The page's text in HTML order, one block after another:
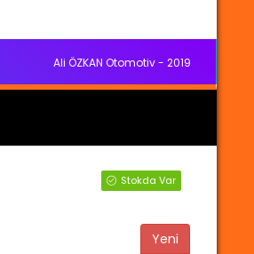
Ali ÖZKAN Otomotiv - 2019
Stokda Var
Yeni